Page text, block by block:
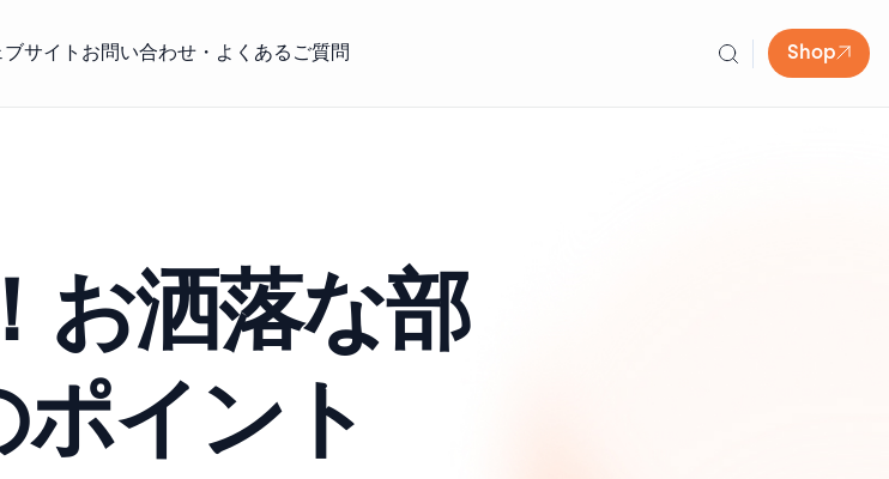
サイト お問い合わせ・よくあるご質問 Shop
お洒落な部
イント